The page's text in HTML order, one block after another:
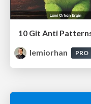
10 Git Anti
lemiorhan
PRO